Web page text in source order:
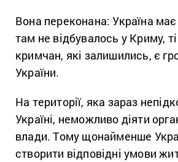
Вона переконана: Україна
там не відбувалось у Криму,
кримчан, які залишились, є
України.
На території, яка зараз
Україні, неможливо діяти
влади. Тому щонайменше
створити відповідні умови